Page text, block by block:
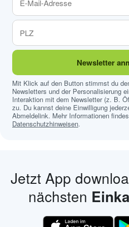
Newsletter
Mit Klick auf den Button stimmst du
Newsletters und der Personalisierung
Interaktion mit dem Newsletter (z. B.
zu. Du kannst deine Einwilligung
Abmeldelink. Mehr Informationen
Datenschutzhinweisen.
Jetzt App
nächsten